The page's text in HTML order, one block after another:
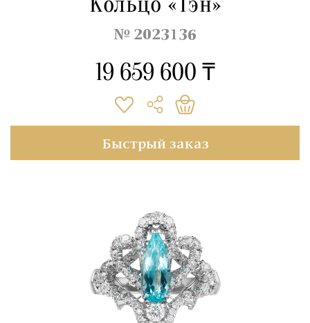
№ 2023136
19 659 600 ₸
Быстрый заказ